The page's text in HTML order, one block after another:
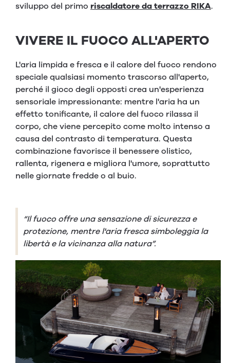
sviluppo del primo riscaldatore da terrazzo RIKA.
VIVERE IL FUOCO ALL'APERTO
L'aria limpida e fresca e il calore del fuoco rendono
speciale qualsiasi momento trascorso all'aperto,
perché il gioco degli opposti crea un'esperienza
sensoriale impressionante: mentre l'aria ha un
effetto tonificante, il calore del fuoco rilassa il
corpo, che viene percepito come molto intenso a
causa del contrasto di temperatura. Questa
combinazione favorisce il benessere olistico,
rallenta, rigenera e migliora l'umore, soprattutto
nelle giornate fredde o al buio.
“Il fuoco offre una sensazione di sicurezza e
protezione, mentre l'aria fresca simboleggia la
libertà e la vicinanza alla natura”.